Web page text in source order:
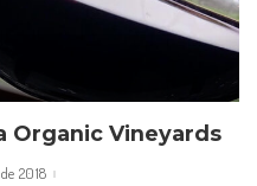
Organic Vineyards
2018